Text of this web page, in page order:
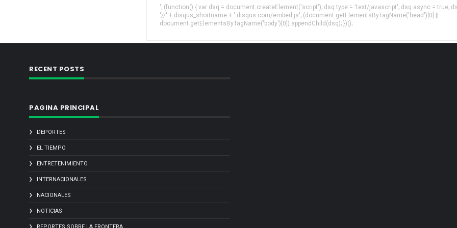
'; (function() { var dsq = document.createElement('script'); dsq.type = 'text/javascript'; dsq.async = true;
'//' + disqus_shortname + '.disqus.com/embed.js'; (document.getElementsByTagName('head')[0] ||
document.getElementsByTagName('body')[0]).appendChild(dsq); })();
RECENT POSTS
PAGINA PRINCIPAL
DEPORTES
EL TIEMPO
ENTRETENIMIENTO
INTERNACIONALES
NACIONALES
NOTICIAS